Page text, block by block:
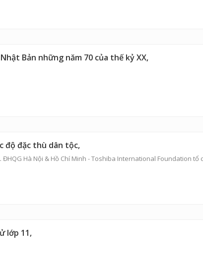
Bản những năm 70 của thế kỷ XX,
độ đặc thù dân tộc,
Hà Nội & Hồ Chí Minh - Toshiba International Foundation tổ
lớp 11,